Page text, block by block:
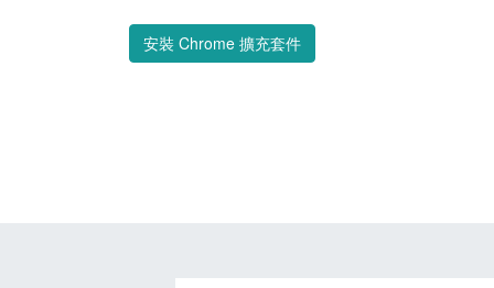
安裝 Chrome 擴充套件